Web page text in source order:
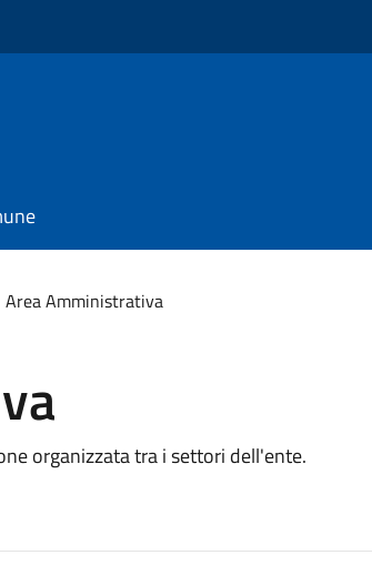
Area Amministrativa
organizzata tra i settori dell'ente.